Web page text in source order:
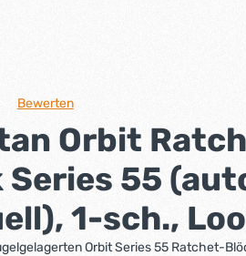
Bewerten
Orbit
Series 55
1-sch.,
Orbit Series 55 Ratchet-